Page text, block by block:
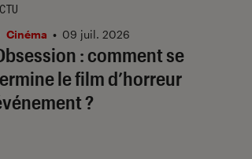
: comment se
le film d’horreur
?
Cinéma • 09 juil. 2026